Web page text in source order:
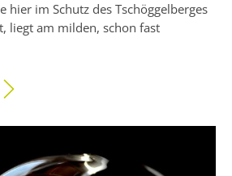
hier im Schutz des Tschöggelberges
liegt am milden, schon fast